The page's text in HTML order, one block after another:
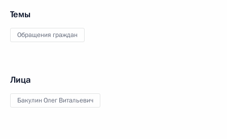
Темы
Обращения граждан
Лица
Бакулин Олег Витальевич